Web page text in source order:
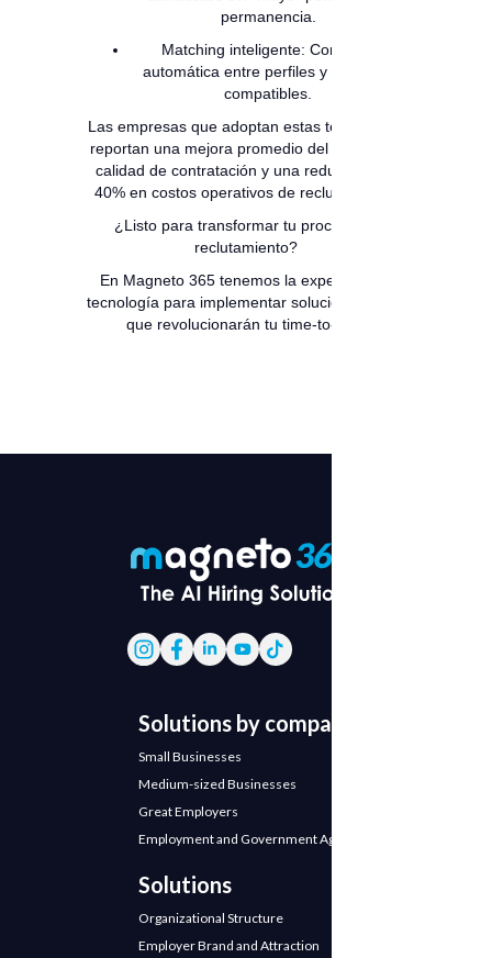
permanencia.
Matching inteligente: Conexión
automática entre perfiles y vacantes
compatibles.
Las empresas que adoptan estas tecnologías
reportan una mejora promedio del 60% en la
calidad de contratación y una reducción del
40% en costos operativos de reclutamiento.
¿Listo para transformar tu proceso de
reclutamiento?
En Magneto 365 tenemos la experiencia y
tecnología para implementar soluciones de IA
que revolucionarán tu time-to-hire.
Solutions by company
Small Businesses
Medium-sized Businesses
Great Employers
Employment and Government Agencies
Solutions
Organizational Structure
Employer Brand and Attraction